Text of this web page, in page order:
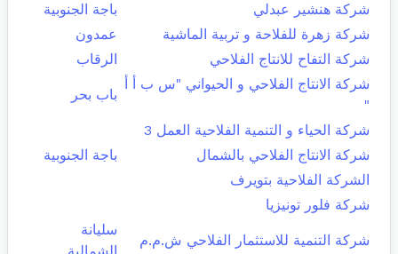
شركة هنشير عبدلي
باجة الجنوبية
شركة زهرة للفلاحة و تربية الماشية
عمدون
شركة التفاح للانتاج الفلاحي
الرقاب
شركة الانتاج الفلاحي و الحيواني "س ب أ أ
"
باب بحر
شركة الحياء و التنمية الفلاحية العمل 3
شركة الانتاج الفلاحي بالشمال
باجة الجنوبية
الشركة الفلاحية بتويرف
شركة فلور تونيزيا
شركة التنمية للاستثمار الفلاحي ش.م.م
سليانة